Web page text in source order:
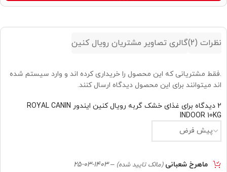
نظرات (2) گالری تصاویر مشتریان رویال کنین
2 دیدگاه برای
غذای خشک گربه رویال کنین ایندور ROYAL CANIN
INDOOR 10KG
ماهرخ شعبانی(مالک تایید شده) –
1403-03-25
.فقط مشتریانی که این محصول را خریداری کرده اند و وارد سیستم شده
اند میتوانند برای این محصول دیدگاه ارسال کنند.